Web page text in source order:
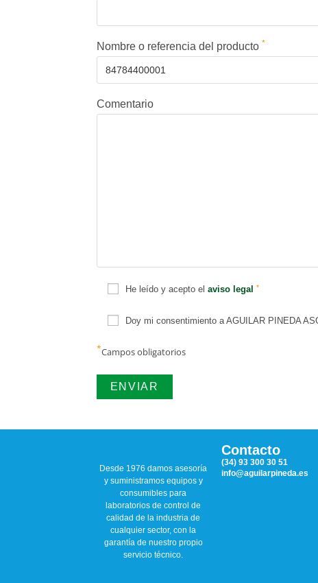
Nombre o referencia del producto *
Comentario
He leído y acepto el aviso legal *
Doy mi consentimiento a AGUILAR PINEDA
*Campos obligatorios
Desde 1976 damos asesoría
y suministramos equipos y
consumibles para
laboratorios de control de
calidad de la industria de
cualquier sector, con la
garantía de nuestro propio
servicio técnico.
Contacto
(34) 93 300 30 51
info@aguilarpineda.es